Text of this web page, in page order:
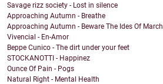
Savage rizz society - Lost in silence
Approaching Autumn - Breathe
Approaching Autumn - Beware The Ides Of March
Vivencial - En-Amor
Beppe Cunico - The dirt under your feet
STOCKANOTTI - Happinez
Ounce Of Pain - Pogs
Natural Right - Mental Health